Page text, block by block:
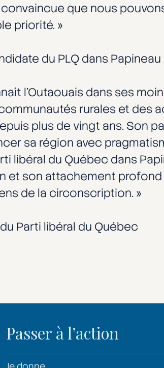
que nous
priorité. »
du PLQ dans Papineau
l’Outaouais dans ses
rurales et des
plus de vingt ans. Son
sa région avec
libéral du Québec dans
et son attachement profond
de la circonscription. »
Parti libéral du Québec
Passer à l’action